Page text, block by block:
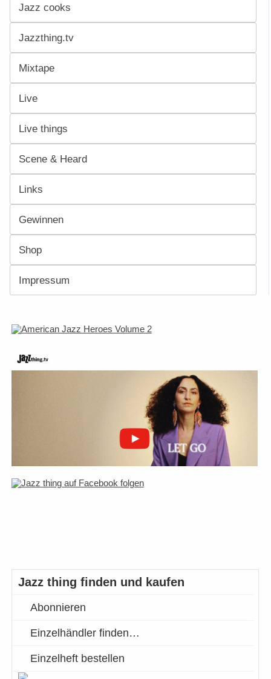
Jazz cooks
Jazzthing.tv
Mixtape
Live
Live things
Scene & Heard
Links
Gewinnen
Shop
Impressum
Jazz thing finden und kaufen
Abonnieren
Einzelhändler finden…
Einzelheft bestellen